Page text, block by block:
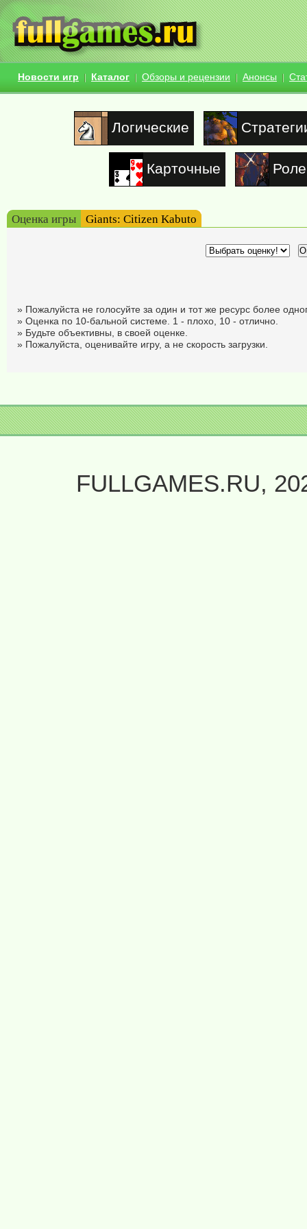
Новости игр Каталог Обзоры и рецензии Анонсы
Логические
Карточные
Оценка игры Giants: Citizen Kabuto
» Пожалуйста не голосуйте за один и тот же ресурс более
» Оценка по 10-бальной системе. 1 - плохо, 10 - отлично.
» Будьте объективны, в своей оценке.
» Пожалуйста, оценивайте игру, а не скорость загрузки.
FULLGAMES.RU,